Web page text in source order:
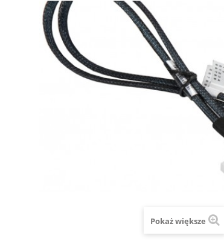
Pokaż większe